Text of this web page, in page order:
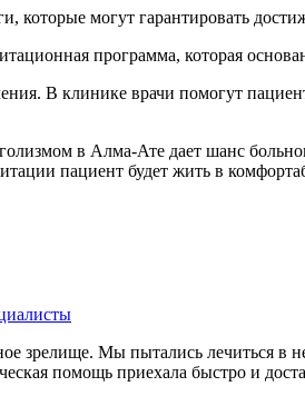
которые могут гарантировать
программа, которая
В клинике врачи помогут
в Алма-Ате дает шанс
пациент будет жить в
зрелище. Мы пытались лечиться в
помощь приехала быстро и